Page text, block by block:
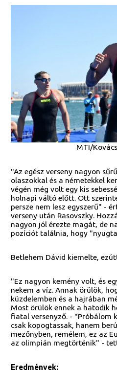
MTI/
"Az egész verseny nagyon
olaszokkal és a németekkel
végén még volt egy kis
holnapi váltó előtt. Ott
persze nem lesz egyszerű" -
verseny után Rasovszky.
nagyon jól érezte magát, de
pozíciót találnia, hogy "nyugta
Betlehem Dávid kiemelte,
"Ez nagyon kemény volt, és
nekem a víz. Annak örülök,
küzdelemben és a hajrában
Most örülök ennek a hatodik
fiatal versenyző. - "Próbálom
csak kopogtassak, hanem
mezőnyben, remélem, ez az
az olimpián megtörténik" -
Eredmények: